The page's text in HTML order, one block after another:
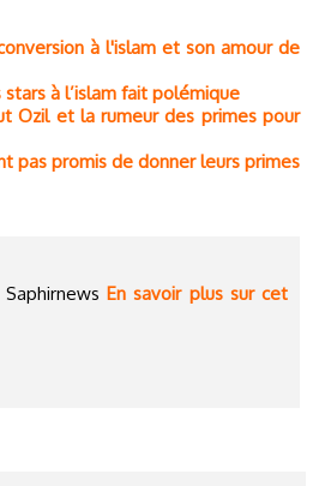
à l'islam et son amour de
à l’islam fait polémique
Ozil et la rumeur des primes pour
pas promis de donner leurs primes
SaphirnewsEn savoir plus sur cet